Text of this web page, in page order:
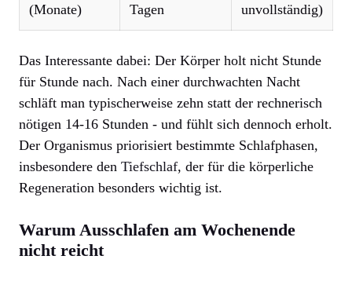
(Monate) Tagen unvollständig)
Das Interessante dabei: Der Körper holt nicht Stunde
für Stunde nach. Nach einer durchwachten Nacht
schläft man typischerweise zehn statt der rechnerisch
nötigen 14-16 Stunden - und fühlt sich dennoch erholt.
Der Organismus priorisiert bestimmte Schlafphasen,
insbesondere den Tiefschlaf, der für die körperliche
Regeneration besonders wichtig ist.
Warum Ausschlafen am Wochenende
nicht reicht